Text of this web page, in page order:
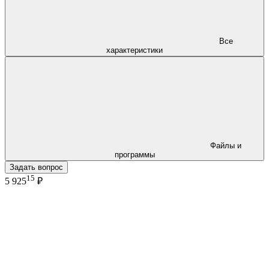
характеристики
программы
Задать вопрос
5 92515 ₽